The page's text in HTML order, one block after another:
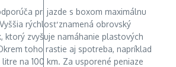
pri jazde s boxom maximálnu
rýchlosť znamená obrovský
ktorý zvyšuje namáhanie plastových
toho rastie aj spotreba, napríklad
na 100 km. Za usporené peniaze